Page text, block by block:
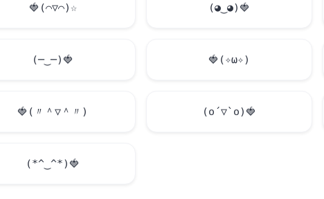
🍓 (⌒▽⌒)☆ (◕‿◕) 🍓
(─‿─) 🍓 🍓 (✧ω✧)
🍓 (〃＾▽＾〃) (o´▽`o) 🍓
(*^‿^*) 🍓